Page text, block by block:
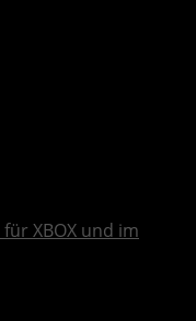
für XBOX und im